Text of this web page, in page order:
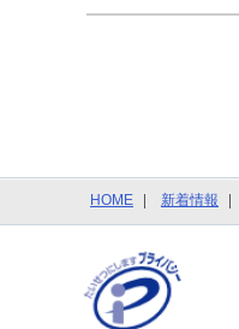
HOME 新着情報